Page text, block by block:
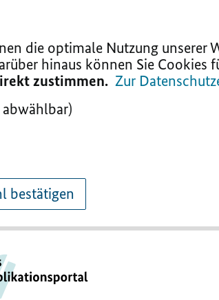
die optimale Nutzung unserer
hinaus können Sie Cookies
zustimmen. Zur
bestätigen